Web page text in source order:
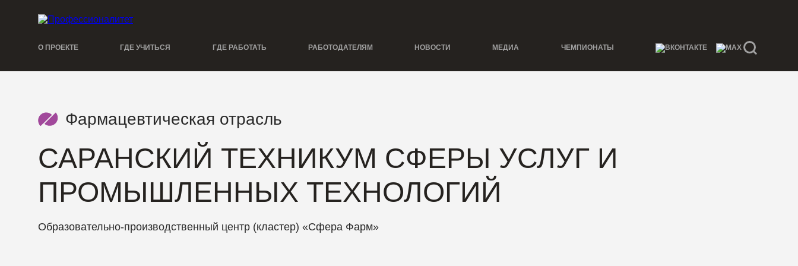
О ПРОЕКТЕ ГДЕ УЧИТЬСЯ ГДЕ РАБОТАТЬ РАБОТОДАТЕЛЯМ НОВОСТИ МЕДИА ЧЕМПИОНАТЫ
Фармацевтическая отрасль
САРАНСКИЙ ТЕХНИКУМ СФЕРЫ УСЛУГ И
ПРОМЫШЛЕННЫХ ТЕХНОЛОГИЙ
Образовательно-производственный центр (кластер) «Сфера Фарм»